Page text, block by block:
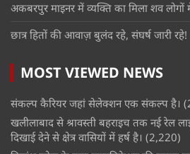
अकबरपुर माइनर में व्यक्ति का मिला शव
छात्र हितों की आवाज़ बुलंद रहे, संघर्ष जारी रहे!
MOST VIEWED NEWS
संकल्प कैरियर जहां सेलेक्शन एक संकल्प है।
खलीलाबाद से श्रावस्ती बहराइच तक नई रेल
दिखाई देने से क्षेत्र वासियों में हर्ष है। (2,220)